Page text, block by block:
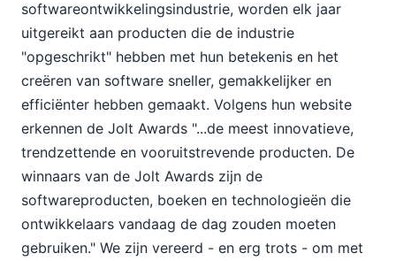
06
07
08
09
10
11
12
2008
2007
softwareontwikkelingsindustrie, worden elk jaar
uitgereikt aan producten die de industrie
"opgeschrikt" hebben met hun betekenis en het
creëren van software sneller, gemakkelijker en
efficiënter hebben gemaakt. Volgens hun website
erkennen de Jolt Awards "...de meest innovatieve,
trendzettende en vooruitstrevende producten. De
winnaars van de Jolt Awards zijn de
softwareproducten, boeken en technologieën die
ontwikkelaars vandaag de dag zouden moeten
gebruiken." We zijn vereerd - en erg trots - om met